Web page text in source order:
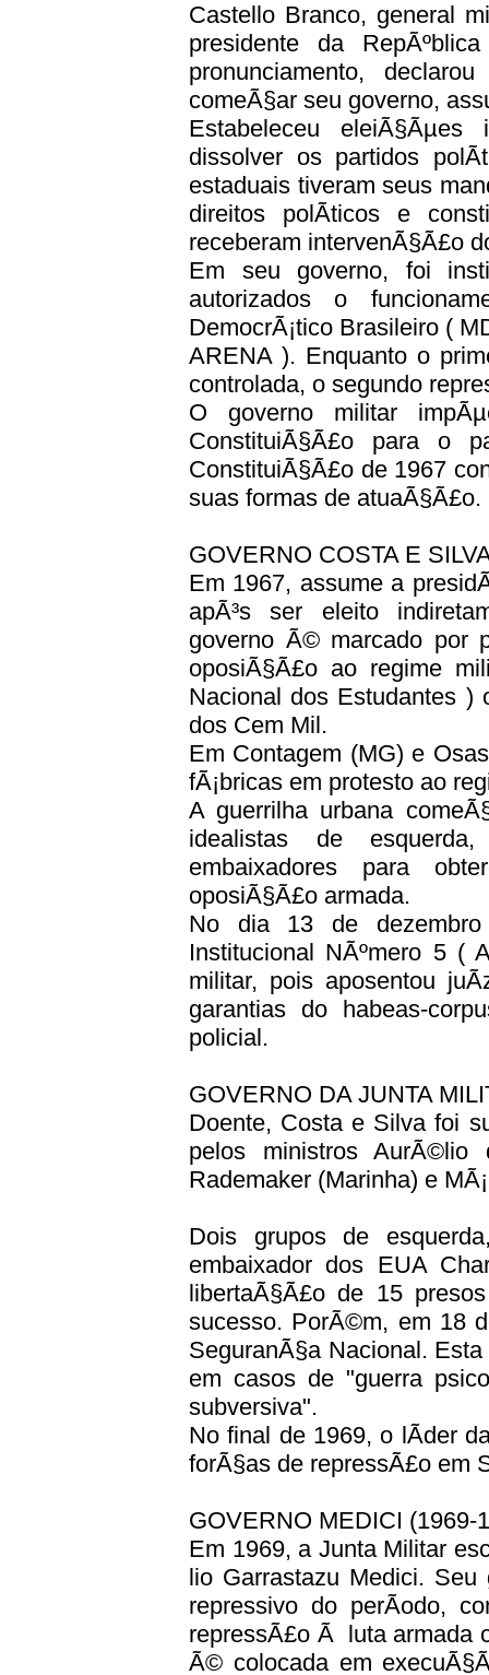
Castello Branco, general
presidente da
pronunciamento,
comeÃ§ar seu governo,
Estabeleceu
dissolver os partidos
estaduais tiveram seus
direitos polÃ­ticos e
receberam intervenÃ§Ã£o
Em seu governo, foi
autorizados o
DemocrÃ¡tico Brasileiro (
ARENA ). Enquanto o
controlada, o segundo
O governo militar
ConstituiÃ§Ã£o para o
ConstituiÃ§Ã£o de 1967
suas formas de atuaÃ§Ã£o.
GOVERNO COSTA E
Em 1967, assume a
apÃ³s ser eleito
governo Ã© marcado por
oposiÃ§Ã£o ao regime
Nacional dos Estudantes )
dos Cem Mil.
Em Contagem (MG) e
fÃ¡bricas em protesto ao
A guerrilha urbana
idealistas de
embaixadores para
oposiÃ§Ã£o armada.
No dia 13 de
Institucional NÃºmero 5 (
militar, pois aposentou
garantias do habeas-
policial.
GOVERNO DA JUNTA
Doente, Costa e Silva foi
pelos ministros AurÃ©lio
Rademaker (Marinha) e
Dois grupos de
embaixador dos EUA
libertaÃ§Ã£o de 15
sucesso. PorÃ©m, em 18
SeguranÃ§a Nacional.
em casos de "guerra
subversiva".
No final de 1969, o lÃ­der
forÃ§as de repressÃ£o em
GOVERNO MEDICI (1969-
Em 1969, a Junta Militar
lio Garrastazu Medici.
repressivo do perÃ­odo,
repressÃ£o Ã luta armada
Ã© colocada em